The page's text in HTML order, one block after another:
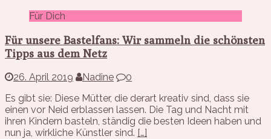
Für Dich
Für unsere Bastelfans: Wir sammeln die schönsten
Tipps aus dem Netz
26. April 2019 Nadine
0
Es gibt sie: Diese Mütter, die derart kreativ sind, dass sie
einen vor Neid erblassen lassen. Die Tag und Nacht mit
ihren Kindern basteln, ständig die besten Ideen haben und
nun ja, wirkliche Künstler sind. […]